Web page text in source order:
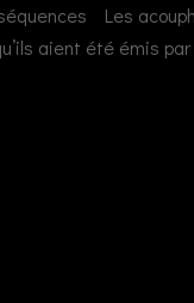
Les
aient été émis